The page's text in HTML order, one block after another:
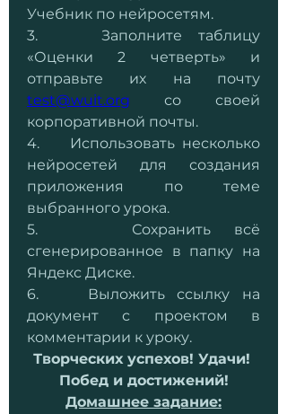
Учебник по нейросетям.
3.    Заполните таблицу
«Оценки 2 четверть» и
test@wuit.org со своей
корпоративной почты.
4.    Использовать несколько
нейросетей для создания
приложения по теме
выбранного урока.
5.    Сохранить всё
сгенерированное в папку на
Яндекс Диске.
6.    Выложить ссылку на
документ с проектом в
комментарии к уроку.
Творческих успехов! Удачи!
Побед и достижений!
Домашнее задание: